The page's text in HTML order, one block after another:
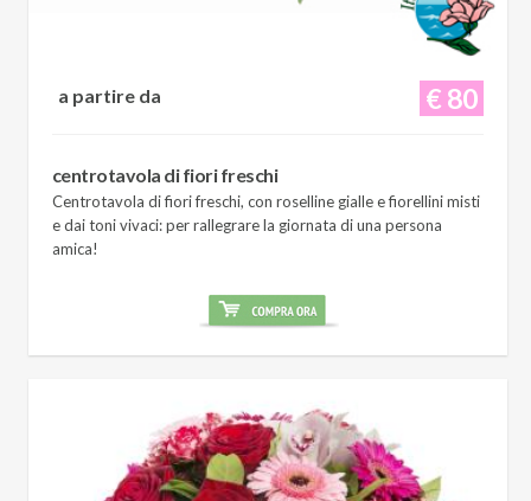
€ 80
a partire da
centrotavola di fiori freschi
Centrotavola di fiori freschi, con roselline gialle e fiorellini misti
e dai toni vivaci: per rallegrare la giornata di una persona
amica!